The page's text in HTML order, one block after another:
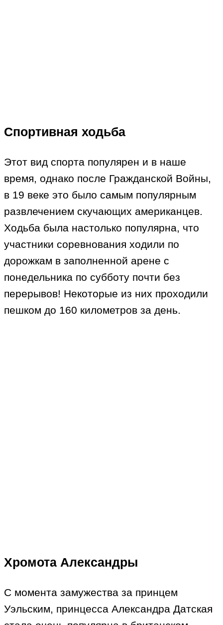
Спортивная ходьба
Этот вид спорта популярен и в наше
время, однако после Гражданской Войны,
в 19 веке это было самым популярным
развлечением скучающих американцев.
Ходьба была настолько популярна, что
участники соревнования ходили по
дорожкам в заполненной арене с
понедельника по субботу почти без
перерывов! Некоторые из них проходили
пешком до 160 километров за день.
Хромота Александры
С момента замужества за принцем
Уэльским, принцесса Александра Датская